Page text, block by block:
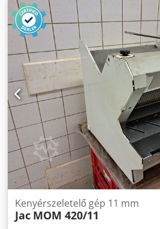
ANGOL, NÉMET, FRANCIA, OROSZ,
Kenyérszeletelő gép 11 mm
Jac MOM 420/11